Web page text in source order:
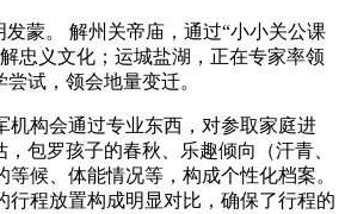
蒙。 解州关帝庙，通过“小小关公课
忠义文化；运城盐湖，正在专家率领
试，领会地量变迁。
构会通过专业东西，对参取家庭进
包罗孩子的春秋、乐趣倾向（汗青、
等候、体能情况等，构成个性化档案。
行程放置构成明显对比，确保了行程的